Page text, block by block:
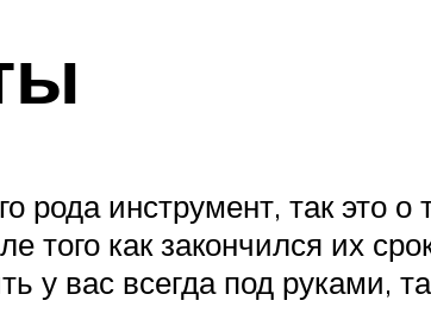
рода инструмент, так это о
как закончился их
у вас всегда под руками,